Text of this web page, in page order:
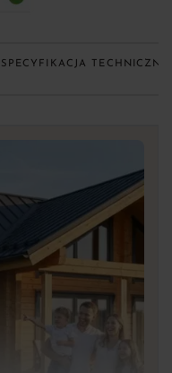
SPECYFIKACJA TECHNICZNA